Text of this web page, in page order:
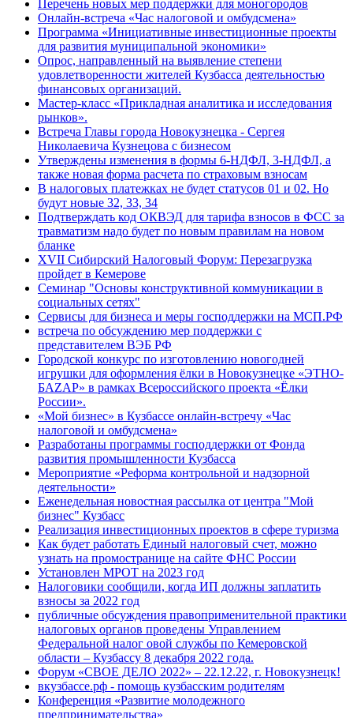
Перечень новых мер поддержки для моногородов
Онлайн-встреча «Час налоговой и омбудсмена»
Программа «Инициативные инвестиционные проекты
для развития муниципальной экономики»
Опрос, направленный на выявление степени
удовлетворенности жителей Кузбасса деятельностью
финансовых организаций.
Мастер-класс «Прикладная аналитика и исследования
рынков».
Встреча Главы города Новокузнецка - Сергея
Николаевича Кузнецова с бизнесом
Утверждены изменения в формы 6-НДФЛ, 3-НДФЛ, а
также новая форма расчета по страховым взносам
В налоговых платежках не будет статусов 01 и 02. Но
будут новые 32, 33, 34
Подтверждать код ОКВЭД для тарифа взносов в ФСС за
травматизм надо будет по новым правилам на новом
бланке
XVII Сибирский Налоговый Форум: Перезагрузка
пройдет в Кемерове
Семинар "Основы конструктивной коммуникации в
социальных сетях"
Сервисы для бизнеса и меры господдержки на МСП.РФ
встреча по обсуждению мер поддержки с
представителем ВЭБ РФ
Городской конкурс по изготовлению новогодней
игрушки для оформления ёлки в Новокузнецке «ЭТНО-
БАZАР» в рамках Всероссийского проекта «Ёлки
России».
«Мой бизнес» в Кузбассе онлайн-встречу «Час
налоговой и омбудсмена»
Разработаны программы господдержки от Фонда
развития промышленности Кузбасса
Мероприятие «Реформа контрольной и надзорной
деятельности»
Еженедельная новостная рассылка от центра "Мой
бизнес" Кузбасс
Реализация инвестиционных проектов в сфере туризма
Как будет работать Единый налоговый счет, можно
узнать на промостранице на сайте ФНС России
Установлен МРОТ на 2023 год
Налоговики сообщили, когда ИП должны заплатить
взносы за 2022 год
публичные обсуждения правоприменительной практики
налоговых органов проведены Управлением
Федеральной налог овой службы по Кемеровской
области – Кузбассу 8 декабря 2022 года.
Форум «СВОЕ ДЕЛО 2022» – 22.12.22, г. Новокузнецк!
вкузбассе.рф - помощь кузбасским родителям
Конференция «Развитие молодежного
предпринимательства»